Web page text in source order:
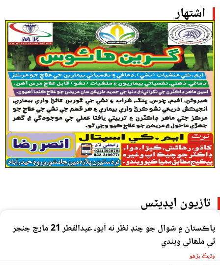
اشتهار
تازيون اپڊيٽس
پاڪستان ۾ شوال جو چنڊ نظر نه آيو، عيدالفطر 21 مارچ ڇنڇر
تي ملھائي ويندي
وڌيڪ پڙهو